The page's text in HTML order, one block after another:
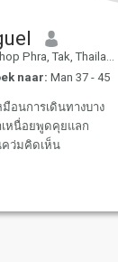
Phra, Tak, Thailand
naar: Man 37 - 45
มือนการเดินทางบาง
เหนื่อยพูดคุยแลก
คว่มคิดเห็น